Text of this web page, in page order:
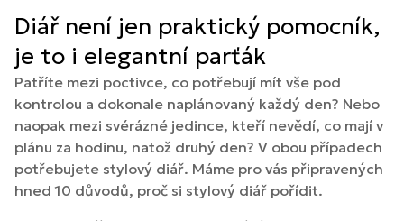
Diář není jen praktický pomocník,
je to i elegantní parťák
Patříte mezi poctivce, co potřebují mít vše pod
kontrolou a dokonale naplánovaný každý den? Nebo
naopak mezi svérázné jedince, kteří nevědí, co mají v
plánu za hodinu, natož druhý den? V obou případech
potřebujete stylový diář. Máme pro vás připravených
hned 10 důvodů, proč si stylový diář pořídit.